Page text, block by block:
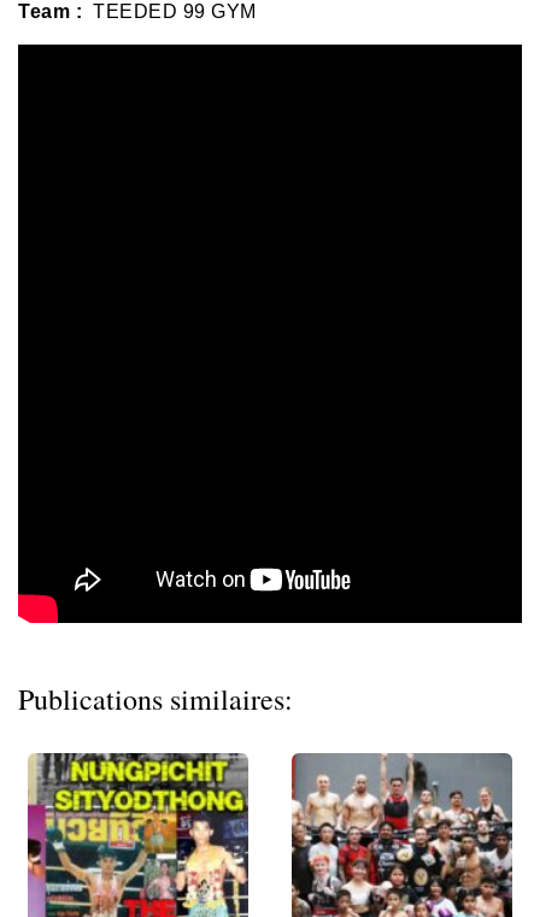
Team : TEEDED 99 GYM
Publications similaires: